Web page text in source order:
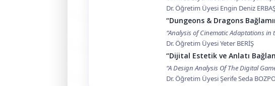
Dr. Öğretim Üyesi Engin Deniz
“Dungeons & Dragons
“Analysis of Cinematic Adaptations
Dr. Öğretim Üyesi Yeter BERİŞ
“Dijital Estetik ve Anlatı
“A Design Analysis Of The Digital
Dr. Öğretim Üyesi Şerife Seda